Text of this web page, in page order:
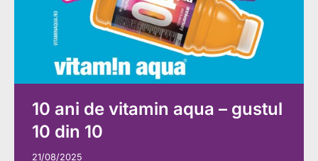
10 ani de vitamin aqua – gustul
10 din 10
21/08/2025